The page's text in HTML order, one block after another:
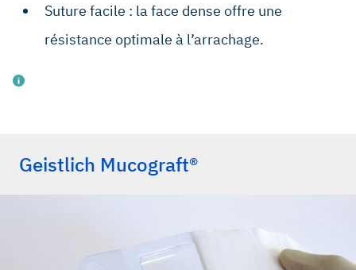
Suture facile : la face dense offre une
résistance optimale à l’arrachage.
Sanz M, et al.: J Clin Periodontol 2009; 36(10): 868-76.
Trattamento estetico delle recessioni gengivali. ACME
Geistlich Mucograft®